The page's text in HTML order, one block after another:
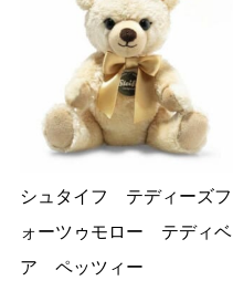
事業内容
オークション代行
その他事業
店舗概要
シュタイフ テディーズフ
ォーツゥモロー テディベ
ア ペッツィー